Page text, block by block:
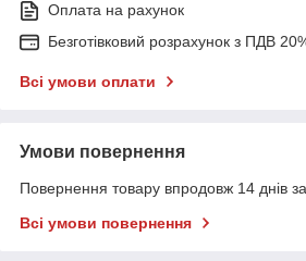
Оплата на рахунок
Безготівковий розрахунок з ПДВ
Всі умови оплати
Умови повернення
Повернення товару впродовж 14 днів
Всі умови повернення